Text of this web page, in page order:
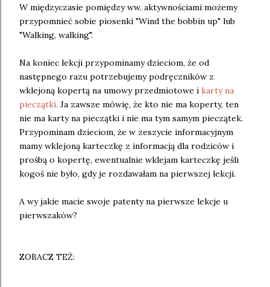
W międzyczasie pomiędzy ww. aktywnościami możemy
przypomnieć sobie piosenki "Wind the bobbin up" lub
"Walking, walking".
Na koniec lekcji przypominamy dzieciom, że od
następnego razu potrzebujemy podręczników z
wklejoną kopertą na umowy przedmiotowe i karty na
pieczątki. Ja zawsze mówię, że kto nie ma koperty, ten
nie ma karty na pieczątki i nie ma tym samym pieczątek.
Przypominam dzieciom, że w zeszycie informacyjnym
mamy wklejoną karteczkę z informacją dla rodziców i
prośbą o kopertę, ewentualnie wklejam karteczkę jeśli
kogoś nie było, gdy je rozdawałam na pierwszej lekcji.
A wy jakie macie swoje patenty na pierwsze lekcje u
pierwszaków?
ZOBACZ TEŻ: